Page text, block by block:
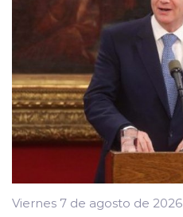
Viernes 7 de agosto de 2026